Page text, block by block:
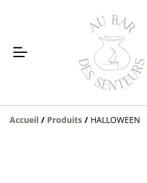
Accueil / Produits / HALLOWEEN